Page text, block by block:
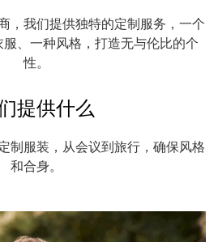
，我们提供独特的定制服务，一个
、一种风格，打造无与伦比的个
性。
提供什么
制服装，从会议到旅行，确保风格
和合身。